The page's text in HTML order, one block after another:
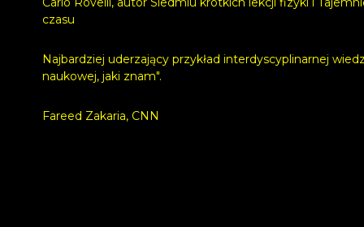
czasu
Najbardziej uderzający przykład interdyscyplinarnej
naukowej, jaki znam".
Fareed Zakaria, CNN